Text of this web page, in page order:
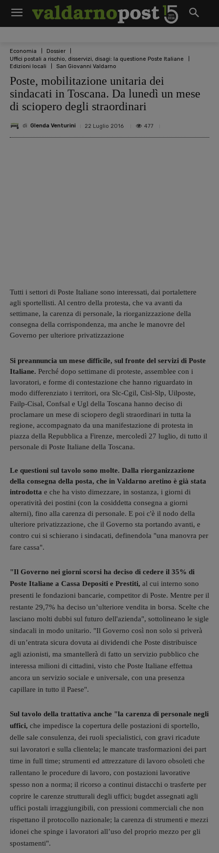
Economia
Dossier
Uffici postali a rischio, disservizi, disagi: la questione Poste Italiane
Edizioni locali
San Giovanni Valdarno
Poste, mobilitazione unitaria dei
sindacati in Toscana. Da lunedì un mese
di sciopero degli straordinari
di Glenda Venturini 22 Luglio 2016 477
Tutti i settori di Poste Italiane sono interessati, dai portalettere
agli sportellisti. Al centro della protesta, che va avanti da
settimane, la carenza di personale, la riorganizzazione della
consegna della corrispondenza, ma anche le manovre del
Governo per ulteriore privatizzazione
Si preannuncia un mese difficile, sul fronte del servizi di Poste
Italiane. Perché dopo settimane di proteste, assemblee con i
lavoratori, e forme di contestazione che hanno riguardato in
modo differenziato i territori, ora Slc-Cgil, Cisl-Slp, Uilposte,
Failp-Cisal, Confsal e Ugl della Toscana hanno deciso di
proclamare un mese di sciopero degli straordinari in tutta la
regione, accompagnato da una manifestazione di protesta in
piazza della Repubblica a Firenze, mercoledì 27 luglio, di tutto il
personale di Poste Italiane della Toscana.
Le questioni sul tavolo sono molte. Dalla riorganizzazione
della consegna della posta, che in Valdarno aretino è già stata
introdotta e che ha visto dimezzare, in sostanza, i giorni di
operatività dei postini (con la cosiddetta consegna a giorni
alterni), fino alla carenza di personale. E poi c'è il nodo della
ulteriore privatizzazione, che il Governo sta portando avanti, e
contro cui si schierano i sindacati, definendola "una manovra per
fare cassa".
"Il Governo nei giorni scorsi ha deciso di cedere il 35% di
Poste Italiane a Cassa Depositi e Prestiti, al cui interno sono
presenti le fondazioni bancarie, competitor di Poste. Mentre per il
restante 29,7% ha deciso un’ulteriore vendita in borsa. Scelte che
lasciano molti dubbi sul futuro dell'azienda", sottolineano le sigle
sindacali in modo unitario. "Il Governo così non solo si priverà
di un’entrata sicura dovuta ai dividendi che Poste distribuisce
agli azionisti, ma smantellerà di fatto un servizio pubblico che
interessa milioni di cittadini, visto che Poste Italiane effettua
ancora un servizio sociale e universale, con una presenza
capillare in tutto il Paese".
Sul tavolo della trattativa anche "la carenza di personale negli
uffici, che impedisce la copertura delle postazioni di sportello,
delle sale consulenza, dei ruoli specialistici, con gravi ricadute
sui lavoratori e sulla clientela; le mancate trasformazioni dei part
time in full time; strumenti ed attrezzature di lavoro obsoleti che
rallentano le procedure di lavoro, con postazioni lavorative
spesso non a norma; il ricorso a continui distacchi o trasferte per
coprire le carenze strutturali degli uffici; bugdet assegnati agli
uffici postali irraggiungibili, con pressioni commerciali che non
rispettano il protocollo nazionale; la carenza di strumenti e mezzi
idonei che spinge i lavoratori all’uso del proprio mezzo per gli
spostamenti".